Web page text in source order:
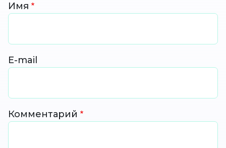
Имя
E-mail
Комментарий